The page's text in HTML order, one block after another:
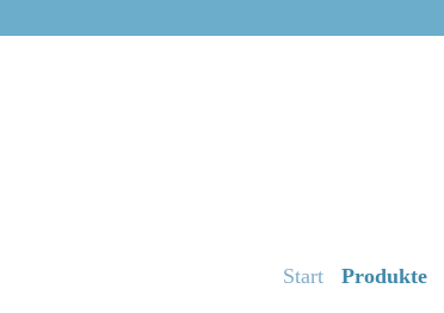
Start Produkte